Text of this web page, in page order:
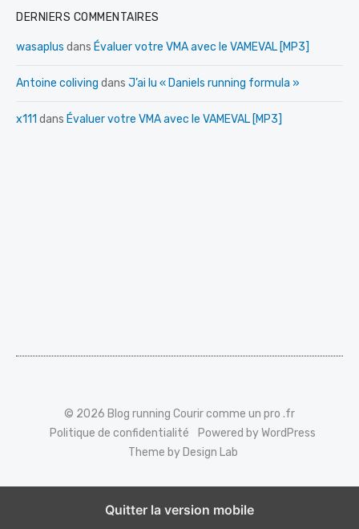
DERNIERS COMMENTAIRES
wasaplus dans Évaluer votre VMA avec le VAMEVAL [MP3]
Antoine coliving dans J’ai lu « Daniels running formula »
x111 dans Évaluer votre VMA avec le VAMEVAL [MP3]
© 2026 Blog running Courir comme un pro .fr
Politique de confidentialité
Powered by WordPress
Theme by Design Lab
Quitter la version mobile